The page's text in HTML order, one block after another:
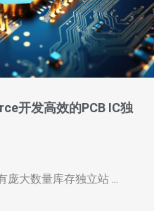
开发高效的PCB IC独
大数量库存独立站 ...